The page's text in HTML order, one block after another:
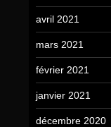
avril 2021
mars 2021
février 2021
janvier 2021
décembre 2020